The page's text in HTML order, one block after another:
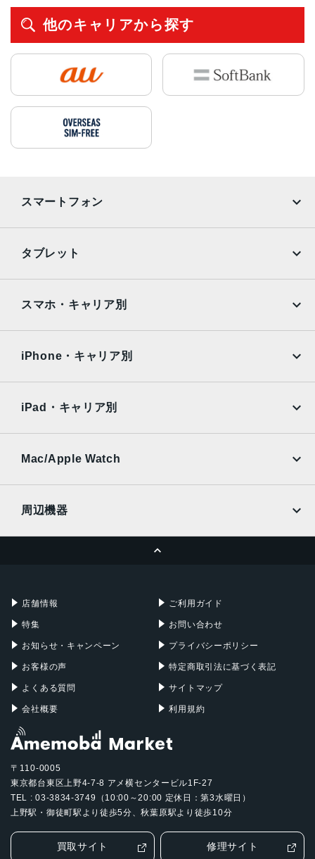
他のキャリアから探す
スマートフォン
AQUOS
OPPO Android
タブレット
Surface
Xiaomi Tablet
スマホ・キャリア別
Ymobile
UQmobile
iPhone・キャリア別
Ymobile
UQmobile
iPad・キャリア別
Mac/Apple Watch
周辺機器
店舗情報
特集
お知らせ・キャンペーン
お客様の声
よくある質問
会社概要
ご利用ガイド
お問い合わせ
プライバシーポリシー
特定商取引法に基づく表記
サイトマップ
利用規約
〒110-0005
東京都台東区上野4-7-8 アメ横センタービル1F-27
TEL : 03-3834-3749（10:00～20:00 定休日：第3水曜日）
上野駅・御徒町駅より徒歩5分、秋葉原駅より徒歩10分
買取サイト 修理サイト